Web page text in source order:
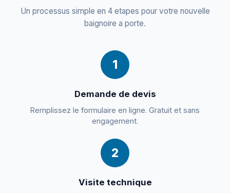
Un processus simple en 4 etapes pour votre nouvelle
baignoire a porte.
1
Demande de devis
Remplissez le formulaire en ligne. Gratuit et sans
engagement.
2
Visite technique